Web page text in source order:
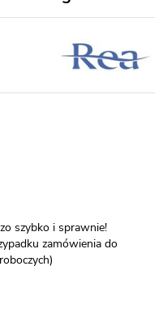
szybko i sprawnie!
zamówienia do